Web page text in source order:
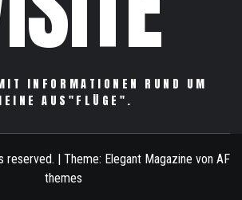
INFORMATIONEN RUND UM
AUS"FLÜGE".
reserved. | Theme: Elegant Magazine von AF
themes